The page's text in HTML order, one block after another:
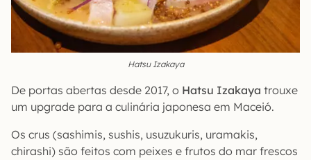
Hatsu Izakaya
De portas abertas desde 2017, o Hatsu Izakaya trouxe
um upgrade para a culinária japonesa em Maceió.
Os crus (sashimis, sushis, usuzukuris, uramakis,
chirashi) são feitos com peixes e frutos do mar frescos